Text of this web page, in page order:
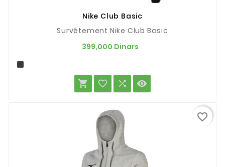
Nike Club Basic
Survêtement Nike Club Basic
399,000 Dinars
   
favorite_border